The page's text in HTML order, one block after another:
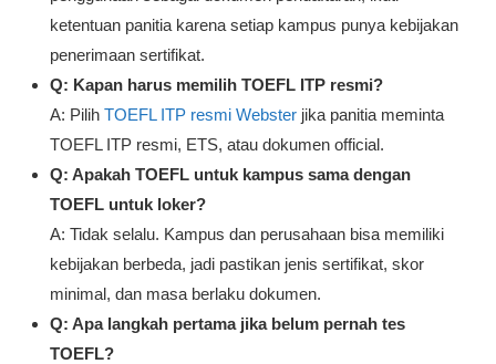
ketentuan panitia karena setiap kampus punya kebijakan
penerimaan sertifikat.
Q: Kapan harus memilih TOEFL ITP resmi?
A: Pilih TOEFL ITP resmi Webster jika panitia meminta
TOEFL ITP resmi, ETS, atau dokumen official.
Q: Apakah TOEFL untuk kampus sama dengan
TOEFL untuk loker?
A: Tidak selalu. Kampus dan perusahaan bisa memiliki
kebijakan berbeda, jadi pastikan jenis sertifikat, skor
minimal, dan masa berlaku dokumen.
Q: Apa langkah pertama jika belum pernah tes
TOEFL?